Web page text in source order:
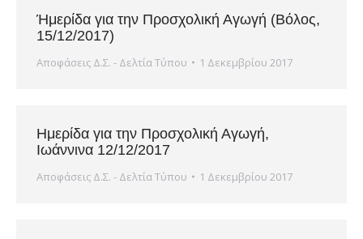
Ήμερίδα για την Προσχολική Αγωγή (Βόλος,
15/12/2017)
Αποφάσεις Δ.Σ. - Δελτία Τύπου 1 Δεκεμβρίου 2017
Ημερίδα για την Προσχολική Αγωγή,
Ιωάννινα 12/12/2017
Αποφάσεις Δ.Σ. - Δελτία Τύπου 1 Δεκεμβρίου 2017